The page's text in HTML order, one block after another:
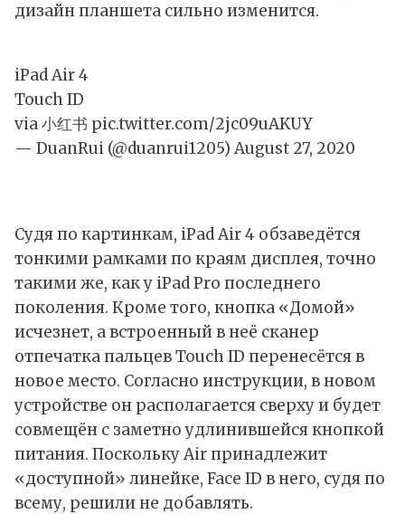
дизайн планшета сильно изменится.
iPad Air 4
Touch ID
via 小红书 pic.twitter.com/2jc09uAKUY
— DuanRui (@duanrui1205) August 27, 2020
Судя по картинкам, iPad Air 4 обзаведётся
тонкими рамками по краям дисплея, точно
такими же, как у iPad Pro последнего
поколения. Кроме того, кнопка «Домой»
исчезнет, а встроенный в неё сканер
отпечатка пальцев Touch ID перенесётся в
новое место. Согласно инструкции, в новом
устройстве он располагается сверху и будет
совмещён с заметно удлинившейся кнопкой
питания. Поскольку Air принадлежит
«доступной» линейке, Face ID в него, судя по
всему, решили не добавлять.